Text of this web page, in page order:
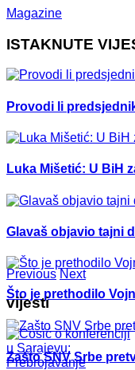
Magazine
ISTAKNUTE
Provodi li
Luka Mišetić: U BiH
Glavaš objavio tajni
Što je prethodilo
Zašto SNV Srbe
Previous Next
vijesti